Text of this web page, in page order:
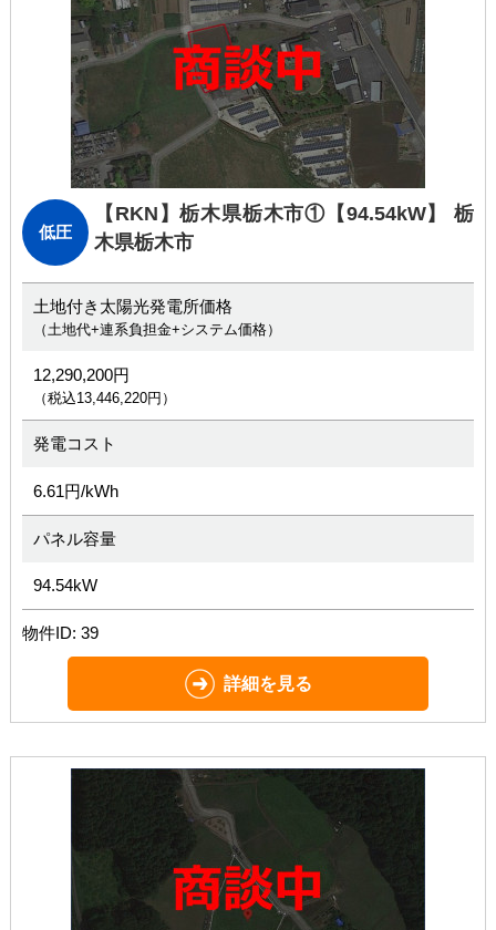
低圧
【RKN】栃木県栃木市①【94.54kW】 栃
木県栃木市
土地付き太陽光発電所価格
（土地代+連系負担金+システム価格）
12,290,200円
（税込13,446,220円）
発電コスト
6.61円/kWh
パネル容量
94.54kW
物件ID: 39
詳細を見る